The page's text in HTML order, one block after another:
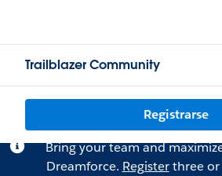
Trailblazer Community
Registrarse
Bring your team and
Dreamforce. Registerthree or